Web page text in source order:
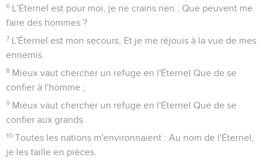
6 L'Éternel est pour moi, je ne crains rien : Que peuvent me
faire des hommes ?
7 L'Éternel est mon secours, Et je me réjouis à la vue de mes
ennemis.
8 Mieux vaut chercher un refuge en l'Éternel Que de se
confier à l'homme ;
9 Mieux vaut chercher un refuge en l'Éternel Que de se
confier aux grands.
10 Toutes les nations m'environnaient : Au nom de l'Éternel,
je les taille en pièces.